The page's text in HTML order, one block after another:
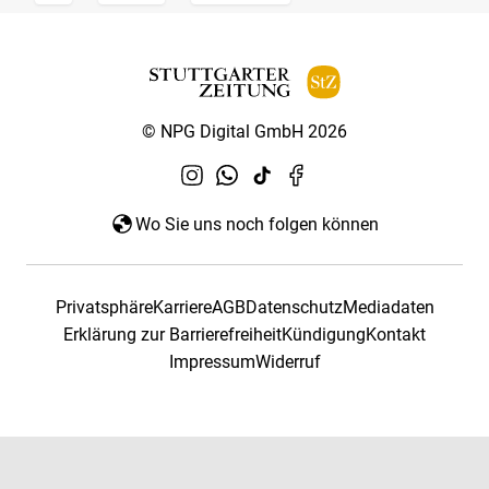
© NPG Digital GmbH 2026
Wo Sie uns noch folgen können
PrivatsphäreKarriereAGBDatenschutzMediadaten
Erklärung zur BarrierefreiheitKündigungKontakt
ImpressumWiderruf